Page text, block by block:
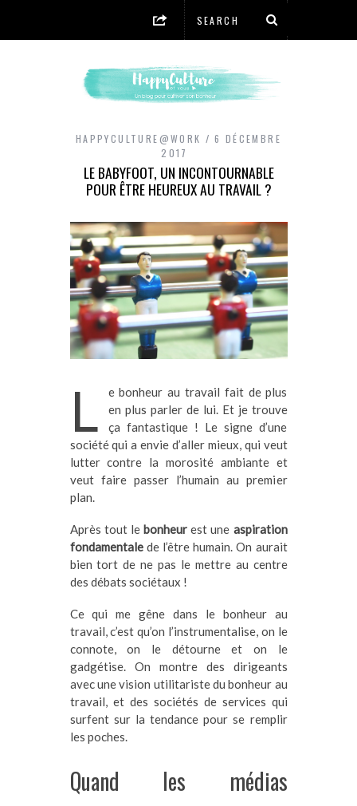
HAPPYCULTURE@WORK
6 DÉCEMBRE
2017
LE BABYFOOT, UN INCONTOURNABLE
POUR ÊTRE HEUREUX AU TRAVAIL ?
L
e bonheur au travail fait de plus
en plus parler de lui. Et je trouve
ça fantastique ! Le signe d’une
société qui a envie d’aller mieux, qui veut
lutter contre la morosité ambiante et
veut faire passer l’humain au premier
plan.
Après tout le bonheur est une aspiration
fondamentalede l’être humain. On aurait
bien tort de ne pas le mettre au centre
des débats sociétaux !
Ce qui me gêne dans le bonheur au
travail, c’est qu’on l’instrumentalise, on le
connote, on le détourne et on le
gadgétise. On montre des dirigeants
avec une vision utilitariste du bonheur au
travail, et des sociétés de services qui
surfent sur la tendance pour se remplir
les poches.
Quand les médias